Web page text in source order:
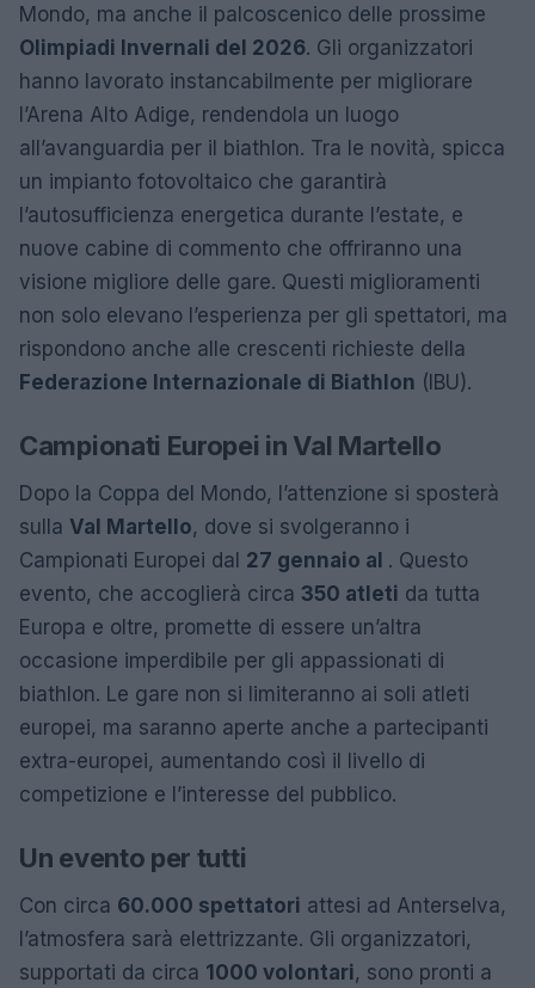
Mondo, ma anche il palcoscenico delle prossime
Olimpiadi Invernali del 2026. Gli organizzatori
hanno lavorato instancabilmente per migliorare
l’Arena Alto Adige, rendendola un luogo
all’avanguardia per il biathlon. Tra le novità, spicca
un impianto fotovoltaico che garantirà
l’autosufficienza energetica durante l’estate, e
nuove cabine di commento che offriranno una
visione migliore delle gare. Questi miglioramenti
non solo elevano l’esperienza per gli spettatori, ma
rispondono anche alle crescenti richieste della
Federazione Internazionale di Biathlon (IBU).
Campionati Europei in Val Martello
Dopo la Coppa del Mondo, l’attenzione si sposterà
sulla Val Martello, dove si svolgeranno i
Campionati Europei dal 27 gennaio al . Questo
evento, che accoglierà circa 350 atleti da tutta
Europa e oltre, promette di essere un’altra
occasione imperdibile per gli appassionati di
biathlon. Le gare non si limiteranno ai soli atleti
europei, ma saranno aperte anche a partecipanti
extra-europei, aumentando così il livello di
competizione e l’interesse del pubblico.
Un evento per tutti
Con circa 60.000 spettatori attesi ad Anterselva,
l’atmosfera sarà elettrizzante. Gli organizzatori,
supportati da circa 1000 volontari, sono pronti a